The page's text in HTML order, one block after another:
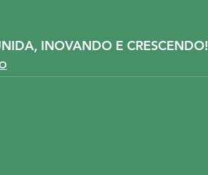
INOVANDO E CRESCENDO!